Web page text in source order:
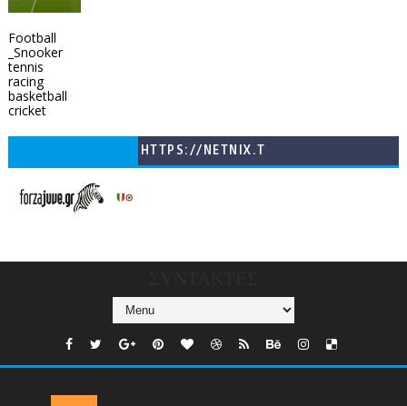
Football
_Snooker
tennis
racing
basketball
cricket
HTTPS://NETNIX.T